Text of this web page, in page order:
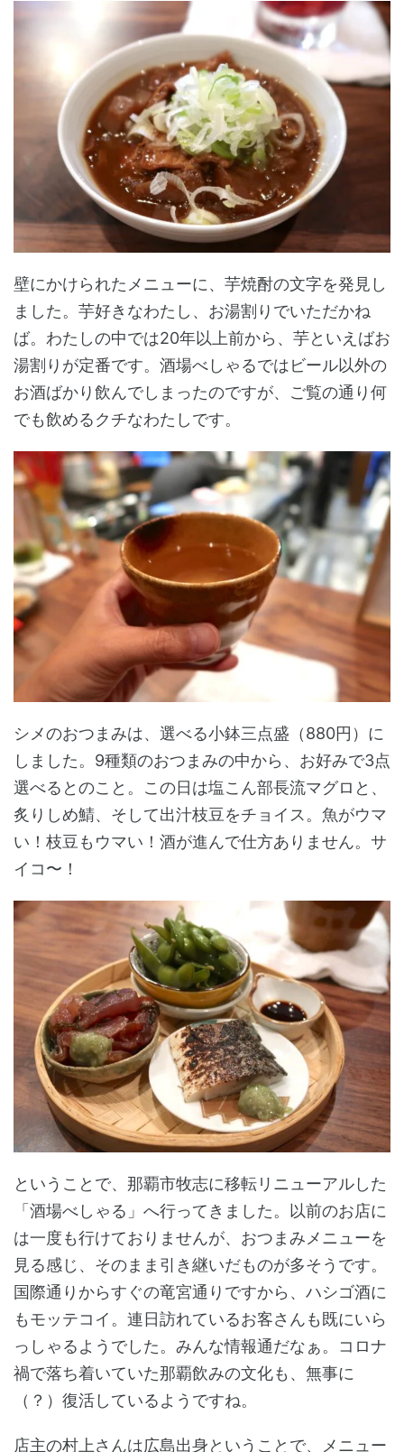
壁にかけられたメニューに、芋焼酎の文字を発見し
ました。芋好きなわたし、お湯割りでいただかね
ば。わたしの中では20年以上前から、芋といえばお
湯割りが定番です。酒場べしゃるではビール以外の
お酒ばかり飲んでしまったのですが、ご覧の通り何
でも飲めるクチなわたしです。
シメのおつまみは、選べる小鉢三点盛（880円）に
しました。9種類のおつまみの中から、お好みで3点
選べるとのこと。この日は塩こん部長流マグロと、
炙りしめ鯖、そして出汁枝豆をチョイス。魚がウマ
い！枝豆もウマい！酒が進んで仕方ありません。サ
イコ〜！
ということで、那覇市牧志に移転リニューアルした
「酒場べしゃる」へ行ってきました。以前のお店に
は一度も行けておりませんが、おつまみメニューを
見る感じ、そのまま引き継いだものが多そうです。
国際通りからすぐの竜宮通りですから、ハシゴ酒に
もモッテコイ。連日訪れているお客さんも既にいら
っしゃるようでした。みんな情報通だなぁ。コロナ
禍で落ち着いていた那覇飲みの文化も、無事に
（？）復活しているようですね。
店主の村上さんは広島出身ということで、メニュー